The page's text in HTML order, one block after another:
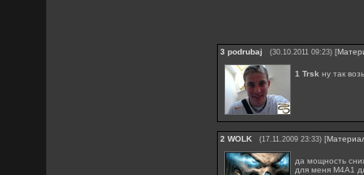
3 podrubaj (30.10.2011 09:23) [
1 Trskну так
2 WOLK (17.11.2009 23:33) [
да мощность
для меня М4А1